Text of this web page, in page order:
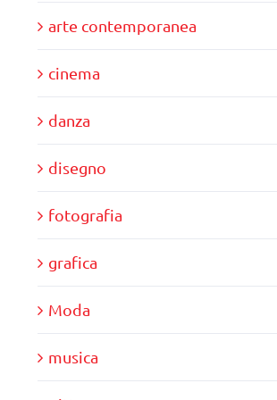
arte contemporanea
cinema
danza
disegno
fotografia
grafica
Moda
musica